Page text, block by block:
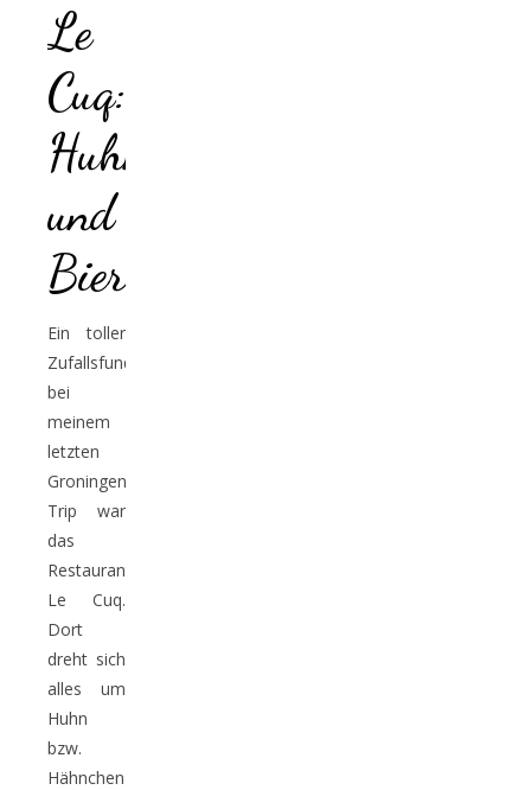
Le
Cuq:
Huhn
und
Bier
Ein toller
Zufallsfund
bei
meinem
letzten
Groningen-
Trip war
das
Restaurant
Le Cuq.
Dort
dreht sich
alles um
Huhn
bzw.
Hähnchen